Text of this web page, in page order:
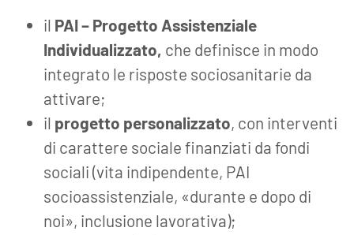
il PAI– Progetto Assistenziale
Individualizzato, che definisce in modo
integrato le risposte sociosanitarie da
attivare;
il progetto personalizzato, con interventi
di carattere sociale finanziati da fondi
sociali (vita indipendente, PAI
socioassistenziale, «durante e dopo di
noi», inclusione lavorativa);